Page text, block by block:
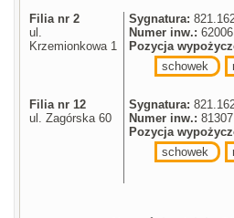
Filia nr 2
ul.
Krzemionkowa 1
Sygnatura:
Numer inw.: 62006
Pozycja
schowek
Filia nr 12
ul. Zagórska 60
Sygnatura:
Numer inw.: 81307
Pozycja
schowek